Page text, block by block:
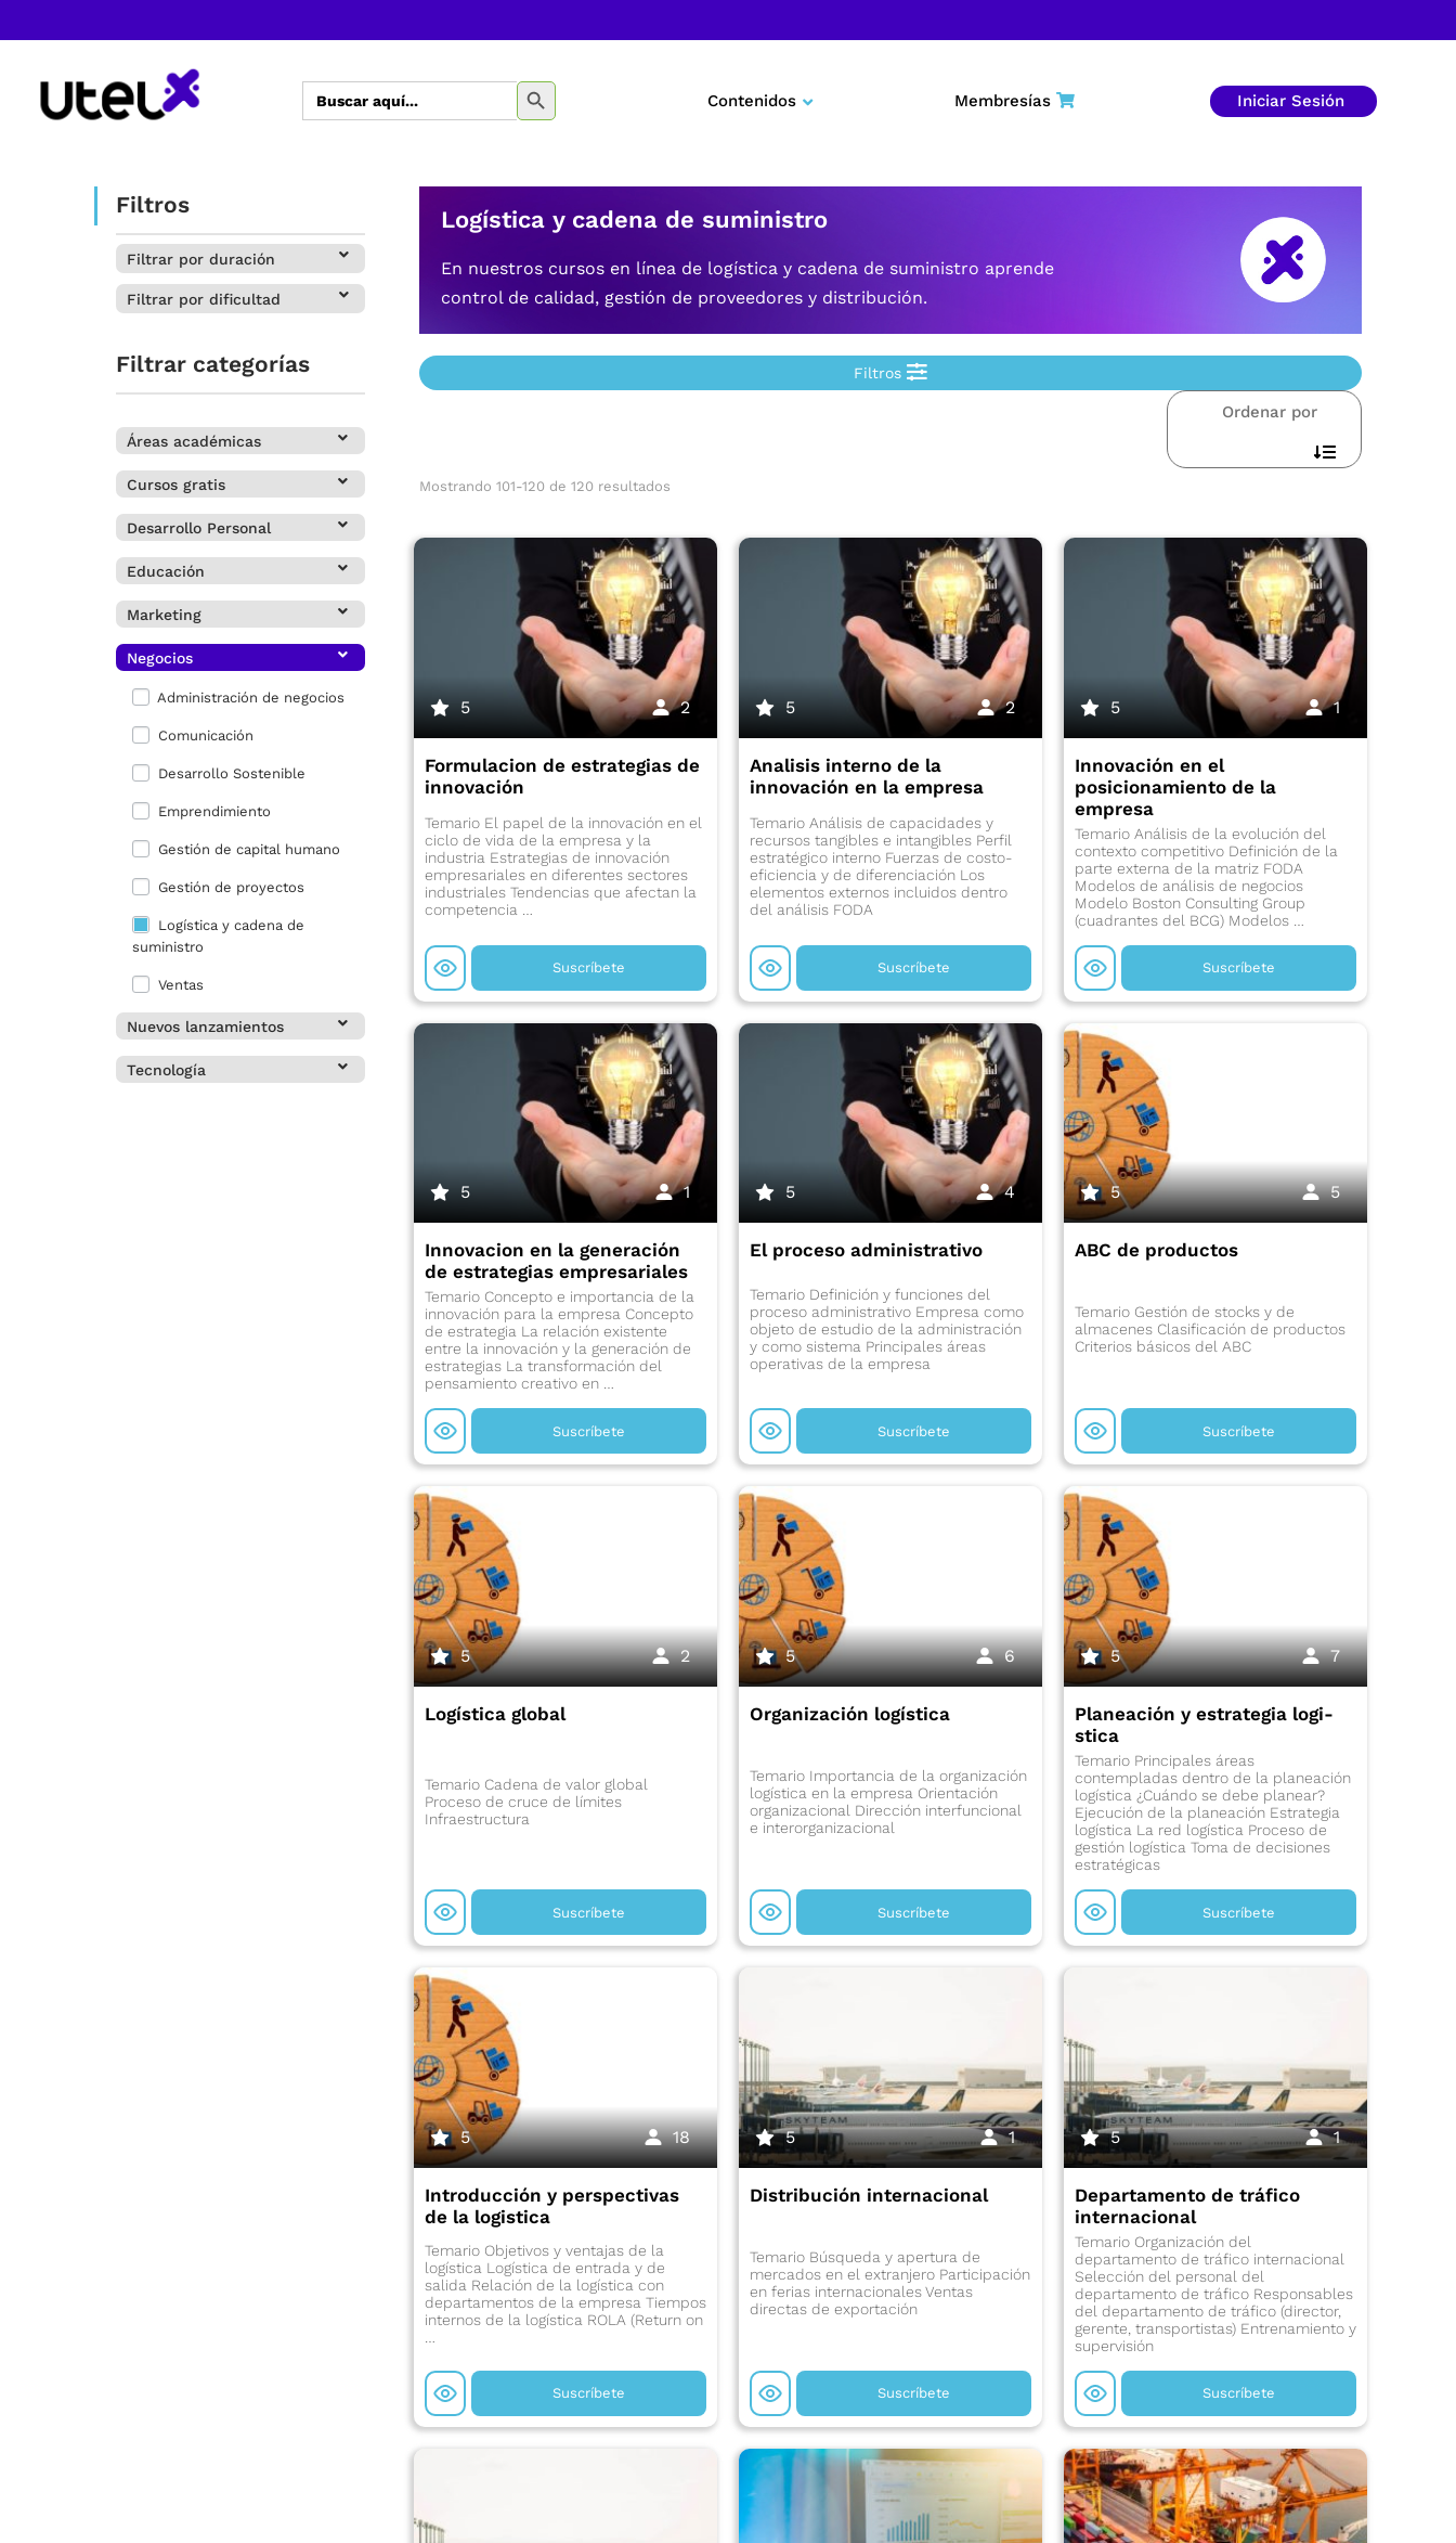
Buscar: BOTÓN DE BÚSQUEDA
Contenidos
Tecnología
Membresías Iniciar Sesión
Logística y cadena de suministro
En nuestros cursos en línea de logística y cadena de suministro aprende
control de calidad, gestión de proveedores y distribución.
Filtros
Ordenar por
Mostrando 101-120 de 120 resultados
5 2
Formulacion de estrategias de
innovación
Temario El papel de la innovación en el
ciclo de vida de la empresa y la
industria Estrategias de innovación
empresariales en diferentes sectores
industriales Tendencias que afectan la
competencia …
Suscríbete
5 2
Analisis interno de la
innovación en la empresa
Temario Análisis de capacidades y
recursos tangibles e intangibles Perfil
estratégico interno Fuerzas de costo-
eficiencia y de diferenciación Los
elementos externos incluidos dentro
del análisis FODA
Suscríbete
5 1
Innovación en el
posicionamiento de la
empresa
Temario Análisis de la evolución del
contexto competitivo Definición de la
parte externa de la matriz FODA
Modelos de análisis de negocios
Modelo Boston Consulting Group
(cuadrantes del BCG) Modelos …
Suscríbete
5 1
Innovacion en la generación
de estrategias empresariales
Temario Concepto e importancia de la
innovación para la empresa Concepto
de estrategia La relación existente
entre la innovación y la generación de
estrategias La transformación del
pensamiento creativo en …
Suscríbete
5 4
El proceso administrativo
Temario Definición y funciones del
proceso administrativo Empresa como
objeto de estudio de la administración
y como sistema Principales áreas
operativas de la empresa
Suscríbete
5 5
ABC de productos
Temario Gestión de stocks y de
almacenes Clasificación de productos
Criterios básicos del ABC
Suscríbete
5 2
Logística global
Temario Cadena de valor global
Proceso de cruce de límites
Infraestructura
Suscríbete
5 6
Organización logística
Temario Importancia de la organización
logística en la empresa Orientación
organizacional Dirección interfuncional
e interorganizacional
Suscríbete
5 7
Planeación y estrategia logi­
stica
Temario Principales áreas
contempladas dentro de la planeación
logística ¿Cuándo se debe planear?
Ejecución de la planeación Estrategia
logística La red logística Proceso de
gestión logística Toma de decisiones
estratégicas
Suscríbete
5 18
Introducción y perspectivas
de la logistica
Temario Objetivos y ventajas de la
logística Logística de entrada y de
salida Relación de la logística con
departamentos de la empresa Tiempos
internos de la logística ROLA (Return on
Suscríbete
5 1
Distribución internacional
Temario Búsqueda y apertura de
mercados en el extranjero Participación
en ferias internacionales Ventas
directas de exportación
Suscríbete
5 1
Departamento de tráfico
internacional
Temario Organización del
departamento de tráfico internacional
Selección del personal del
departamento de tráfico Responsables
del departamento de tráfico (director,
gerente, transportistas) Entrenamiento y
supervisión
Suscríbete
Filtros
Filtrar por duración
Filtrar por dificultad
Filtrar categorías
Áreas académicas
Cursos gratis
Desarrollo Personal
Educación
Marketing
Negocios
Administración de negocios
Comunicación
Desarrollo Sostenible
Emprendimiento
Gestión de capital humano
Gestión de proyectos
Logística y cadena de
suministro
Ventas
Nuevos lanzamientos
Tecnología